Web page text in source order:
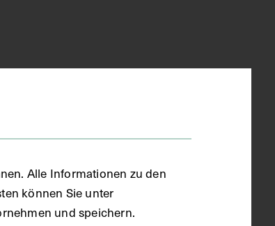
Alle Informationen zu den
können Sie unter
und speichern.